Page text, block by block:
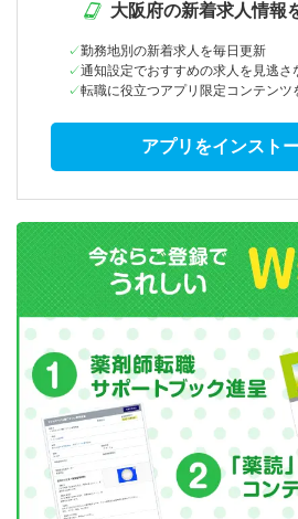
大阪府の新着求人情報
勤務地別の新着求人を毎日更新
通知設定でおすすめの求人を見逃さ
転職に役立つアプリ限定コンテンツ
アプリをインスト